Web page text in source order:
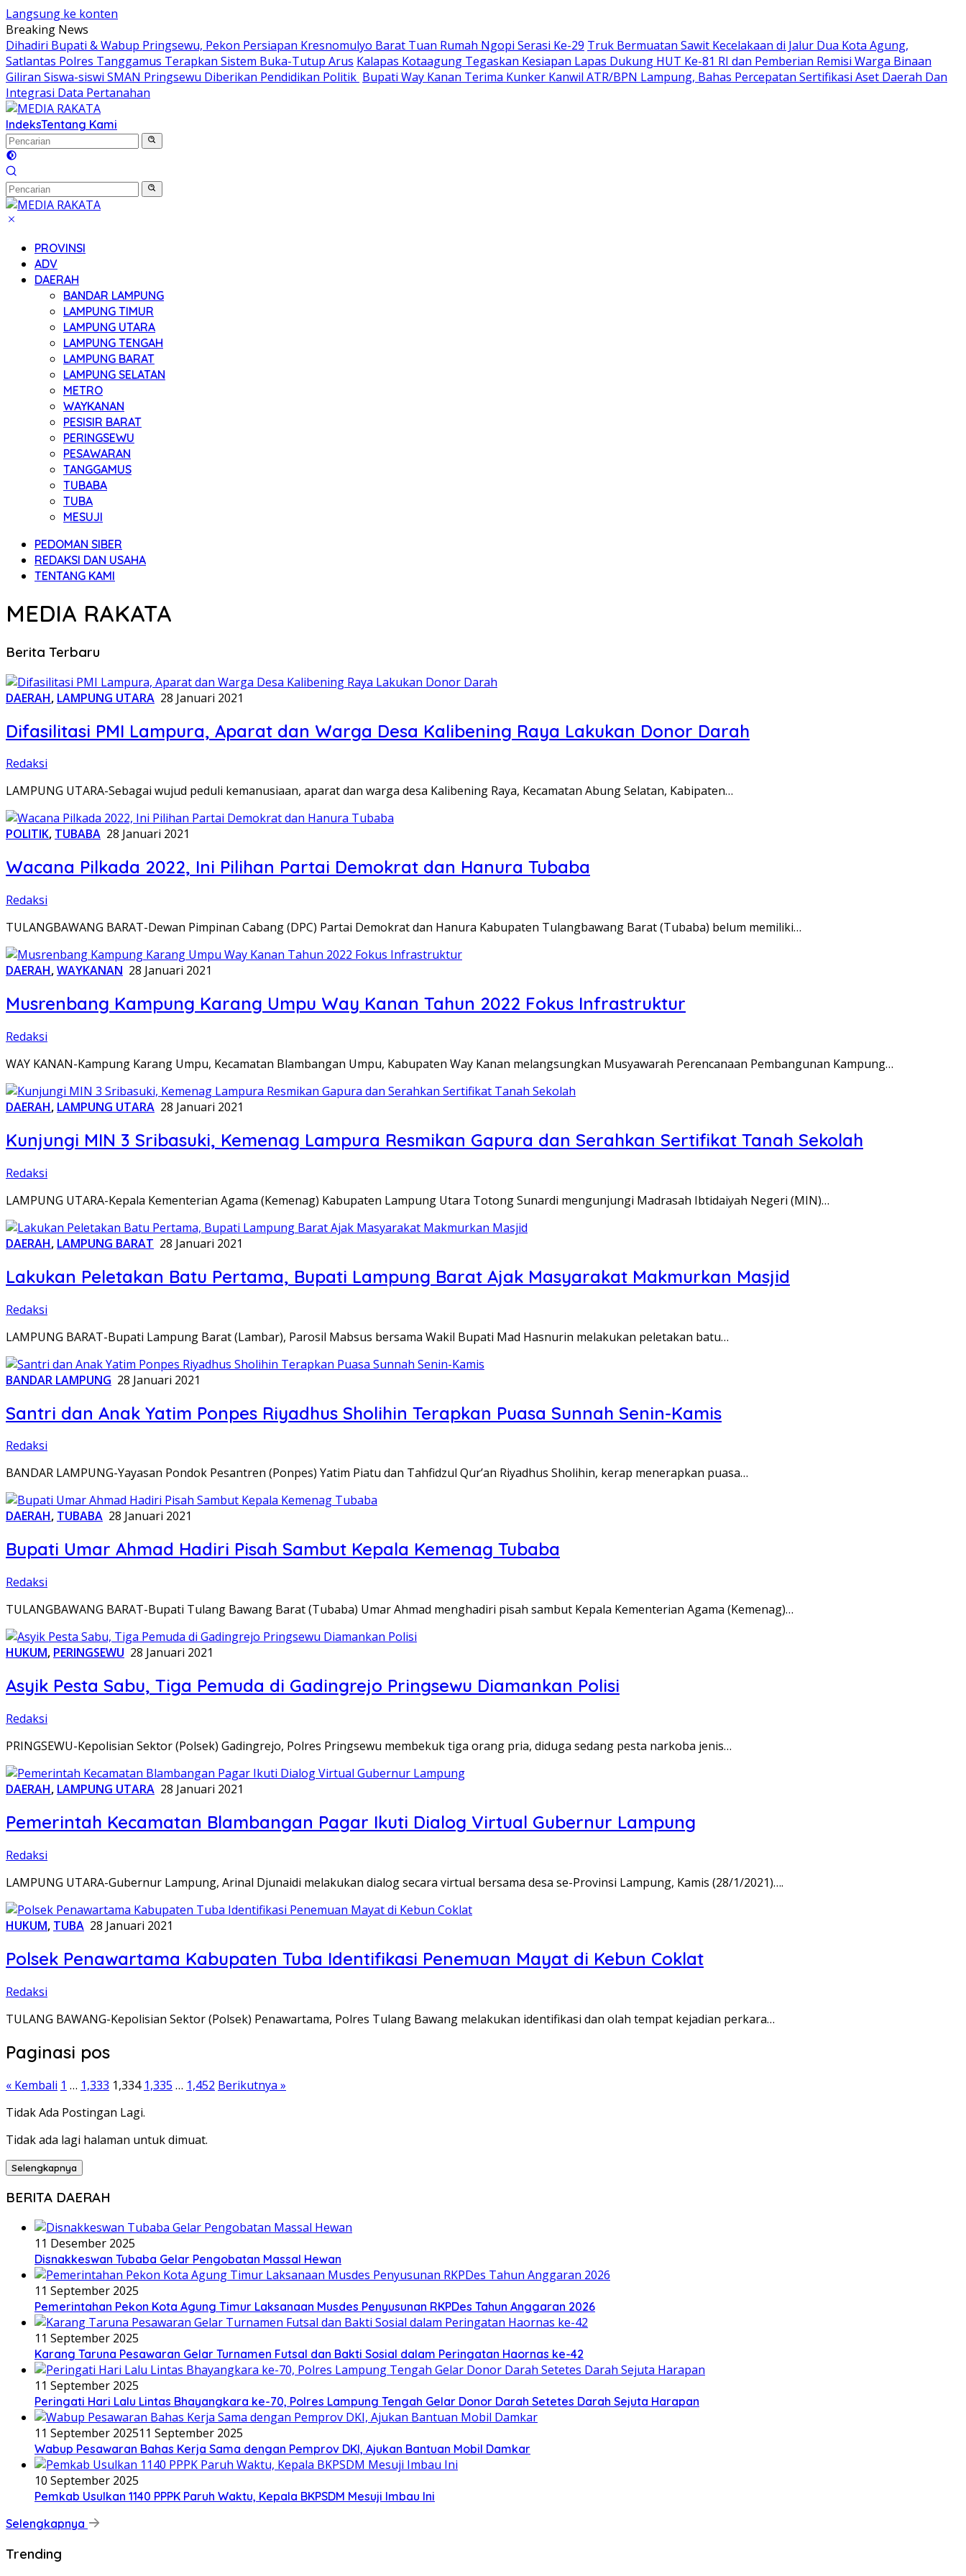
Langsung ke konten
Breaking News
Dihadiri Bupati & Wabup Pringsewu, Pekon Persiapan Kresnomulyo Barat Tuan Rumah Ngopi Serasi Ke-29 Truk Bermuatan Sawit Kecelakaan di Jalur Dua Kota Agung,
Satlantas Polres Tanggamus Terapkan Sistem Buka-Tutup Arus Kalapas Kotaagung Tegaskan Kesiapan Lapas Dukung HUT Ke-81 RI dan Pemberian Remisi Warga Binaan
Giliran Siswa-siswi SMAN Pringsewu Diberikan Pendidikan Politik Bupati Way Kanan Terima Kunker Kanwil ATR/BPN Lampung, Bahas Percepatan Sertifikasi Aset Daerah Dan
Integrasi Data Pertanahan
IndeksTentang Kami
PROVINSI
ADV
DAERAH
BANDAR LAMPUNG
LAMPUNG TIMUR
LAMPUNG UTARA
LAMPUNG TENGAH
LAMPUNG BARAT
LAMPUNG SELATAN
METRO
WAYKANAN
PESISIR BARAT
PERINGSEWU
PESAWARAN
TANGGAMUS
TUBABA
TUBA
MESUJI
PEDOMAN SIBER
REDAKSI DAN USAHA
TENTANG KAMI
MEDIA RAKATA
Berita Terbaru
DAERAH, LAMPUNG UTARA 28 Januari 2021
Difasilitasi PMI Lampura, Aparat dan Warga Desa Kalibening Raya Lakukan Donor Darah
Redaksi
LAMPUNG UTARA-Sebagai wujud peduli kemanusiaan, aparat dan warga desa Kalibening Raya, Kecamatan Abung Selatan, Kabipaten…
POLITIK, TUBABA 28 Januari 2021
Wacana Pilkada 2022, Ini Pilihan Partai Demokrat dan Hanura Tubaba
Redaksi
TULANGBAWANG BARAT-Dewan Pimpinan Cabang (DPC) Partai Demokrat dan Hanura Kabupaten Tulangbawang Barat (Tubaba) belum memiliki…
DAERAH,WAYKANAN 28 Januari 2021
Musrenbang Kampung Karang Umpu Way Kanan Tahun 2022 Fokus Infrastruktur
Redaksi
WAY KANAN-Kampung Karang Umpu, Kecamatan Blambangan Umpu, Kabupaten Way Kanan melangsungkan Musyawarah Perencanaan Pembangunan Kampung…
DAERAH, LAMPUNG UTARA 28 Januari 2021
Kunjungi MIN 3 Sribasuki, Kemenag Lampura Resmikan Gapura dan Serahkan Sertifikat Tanah Sekolah
Redaksi
LAMPUNG UTARA-Kepala Kementerian Agama (Kemenag) Kabupaten Lampung Utara Totong Sunardi mengunjungi Madrasah Ibtidaiyah Negeri (MIN)…
DAERAH, LAMPUNG BARAT 28 Januari 2021
Lakukan Peletakan Batu Pertama, Bupati Lampung Barat Ajak Masyarakat Makmurkan Masjid
Redaksi
LAMPUNG BARAT-Bupati Lampung Barat (Lambar), Parosil Mabsus bersama Wakil Bupati Mad Hasnurin melakukan peletakan batu…
BANDAR LAMPUNG 28 Januari 2021
Santri dan Anak Yatim Ponpes Riyadhus Sholihin Terapkan Puasa Sunnah Senin-Kamis
Redaksi
BANDAR LAMPUNG-Yayasan Pondok Pesantren (Ponpes) Yatim Piatu dan Tahfidzul Qur’an Riyadhus Sholihin, kerap menerapkan puasa…
DAERAH, TUBABA 28 Januari 2021
Bupati Umar Ahmad Hadiri Pisah Sambut Kepala Kemenag Tubaba
Redaksi
TULANGBAWANG BARAT-Bupati Tulang Bawang Barat (Tubaba) Umar Ahmad menghadiri pisah sambut Kepala Kementerian Agama (Kemenag)…
HUKUM, PERINGSEWU 28 Januari 2021
Asyik Pesta Sabu, Tiga Pemuda di Gadingrejo Pringsewu Diamankan Polisi
Redaksi
PRINGSEWU-Kepolisian Sektor (Polsek) Gadingrejo, Polres Pringsewu membekuk tiga orang pria, diduga sedang pesta narkoba jenis…
DAERAH, LAMPUNG UTARA 28 Januari 2021
Pemerintah Kecamatan Blambangan Pagar Ikuti Dialog Virtual Gubernur Lampung
Redaksi
LAMPUNG UTARA-Gubernur Lampung, Arinal Djunaidi melakukan dialog secara virtual bersama desa se-Provinsi Lampung, Kamis (28/1/2021)….
HUKUM, TUBA 28 Januari 2021
Polsek Penawartama Kabupaten Tuba Identifikasi Penemuan Mayat di Kebun Coklat
Redaksi
TULANG BAWANG-Kepolisian Sektor (Polsek) Penawartama, Polres Tulang Bawang melakukan identifikasi dan olah tempat kejadian perkara…
Paginasi pos
« Kembali 1 … 1,333 1,334 1,335 … 1,452 Berikutnya »
Tidak Ada Postingan Lagi.
Tidak ada lagi halaman untuk dimuat.
Selengkapnya
BERITA DAERAH
11 Desember 2025
Disnakkeswan Tubaba Gelar Pengobatan Massal Hewan
11 September 2025
Pemerintahan Pekon Kota Agung Timur Laksanaan Musdes Penyusunan RKPDes Tahun Anggaran 2026
11 September 2025
Karang Taruna Pesawaran Gelar Turnamen Futsal dan Bakti Sosial dalam Peringatan Haornas ke-42
11 September 2025
Peringati Hari Lalu Lintas Bhayangkara ke-70, Polres Lampung Tengah Gelar Donor Darah Setetes Darah Sejuta Harapan
11 September 202511 September 2025
Wabup Pesawaran Bahas Kerja Sama dengan Pemprov DKI, Ajukan Bantuan Mobil Damkar
10 September 2025
Pemkab Usulkan 1140 PPPK Paruh Waktu, Kepala BKPSDM Mesuji Imbau Ini
Selengkapnya
Trending